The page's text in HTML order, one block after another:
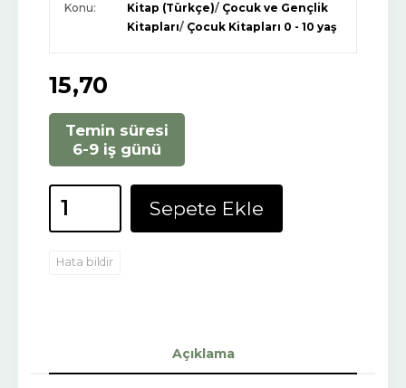
Konu: Kitap (Türkçe)/ Çocuk ve Gençlik
Kitapları/ Çocuk Kitapları 0 - 10 yaş
15,70
Temin süresi
6-9 iş günü
Sepete Ekle
Hata bildir
Açıklama